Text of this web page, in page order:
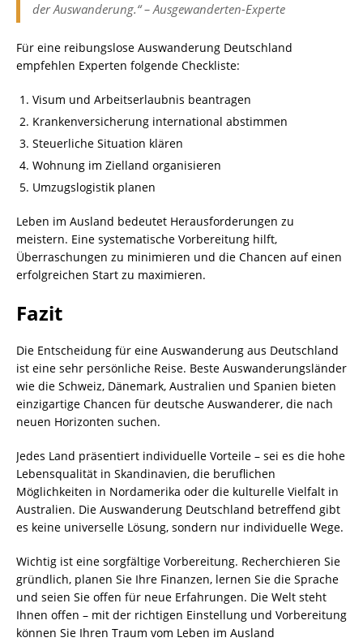
der Auswanderung.“ – Ausgewanderten-Experte
Für eine reibungslose Auswanderung Deutschland
empfehlen Experten folgende Checkliste:
Visum und Arbeitserlaubnis beantragen
Krankenversicherung international abstimmen
Steuerliche Situation klären
Wohnung im Zielland organisieren
Umzugslogistik planen
Leben im Ausland bedeutet Herausforderungen zu
meistern. Eine systematische Vorbereitung hilft,
Überraschungen zu minimieren und die Chancen auf einen
erfolgreichen Start zu maximieren.
Fazit
Die Entscheidung für eine Auswanderung aus Deutschland
ist eine sehr persönliche Reise. Beste Auswanderungsländer
wie die Schweiz, Dänemark, Australien und Spanien bieten
einzigartige Chancen für deutsche Auswanderer, die nach
neuen Horizonten suchen.
Jedes Land präsentiert individuelle Vorteile – sei es die hohe
Lebensqualität in Skandinavien, die beruflichen
Möglichkeiten in Nordamerika oder die kulturelle Vielfalt in
Australien. Die Auswanderung Deutschland betreffend gibt
es keine universelle Lösung, sondern nur individuelle Wege.
Wichtig ist eine sorgfältige Vorbereitung. Recherchieren Sie
gründlich, planen Sie Ihre Finanzen, lernen Sie die Sprache
und seien Sie offen für neue Erfahrungen. Die Welt steht
Ihnen offen – mit der richtigen Einstellung und Vorbereitung
können Sie Ihren Traum vom Leben im Ausland